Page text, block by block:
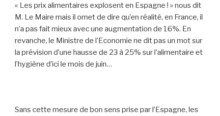
« Les prix alimentaires explosent en Espagne ! » nous dit
M. Le Maire mais il omet de dire qu’en réalité, en France, il
n’a pas fait mieux avec une augmentation de 16%. En
revanche, le Ministre de l’Economie ne dit pas un mot sur
la prévision d’une hausse de 23 à 25% sur l’alimentaire et
l’hygiène d’ici le mois de juin…
Sans cette mesure de bon sens prise par l’Espagne, les